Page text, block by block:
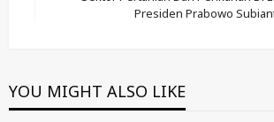
Presiden Prabowo
YOU MIGHT ALSO LIKE